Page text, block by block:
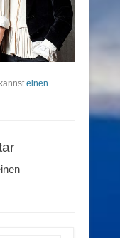
einen